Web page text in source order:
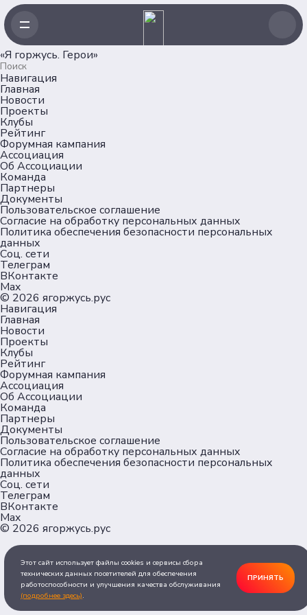
«Я горжусь. Герои»
Навигация
Главная
Новости
Проекты
Клубы
Рейтинг
Форумная кампания
Ассоциация
Об Ассоциации
Команда
Партнеры
Документы
Пользовательское соглашение
Согласие на обработку персональных данных
Политика обеспечения безопасности персональных
данных
Соц. сети
Телеграм
ВКонтакте
Max
© 2026 ягоржусь.рус
Навигация
Главная
Новости
Проекты
Клубы
Рейтинг
Форумная кампания
Ассоциация
Об Ассоциации
Команда
Партнеры
Документы
Пользовательское соглашение
Согласие на обработку персональных данных
Политика обеспечения безопасности персональных
данных
Соц. сети
Телеграм
ВКонтакте
Max
© 2026 ягоржусь.рус
Этот сайт использует файлы cookies и сервисы сбора
технических данных посетителей для обеспечения
работоспособности и улучшения качества обслуживания
(подробнее здесь).
ПРИНЯТЬ